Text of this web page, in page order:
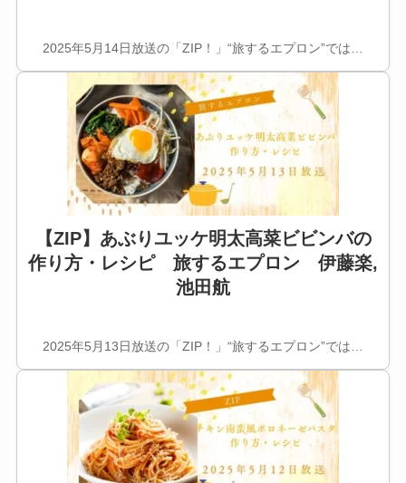
2025年5月14日放送の「ZIP！」“旅するエプロン”では…
【ZIP】あぶりユッケ明太高菜ビビンバの
作り方・レシピ 旅するエプロン 伊藤楽,
池田航
2025年5月13日放送の「ZIP！」“旅するエプロン”では…